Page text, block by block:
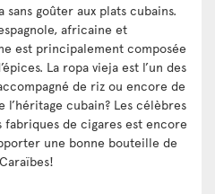
sans goûter aux plats cubains.
africaine et
est principalement composée
La ropa vieja est l’un des
de riz ou encore de
cubain? Les célèbres
fabriques de cigares est encore
une bonne bouteille de